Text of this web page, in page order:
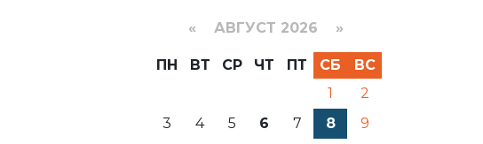
« АВГУСТ 2026 »
ПН ВТ СР ЧТ ПТ СБ
ВС
1
2
3
4 5 6 7 8
9